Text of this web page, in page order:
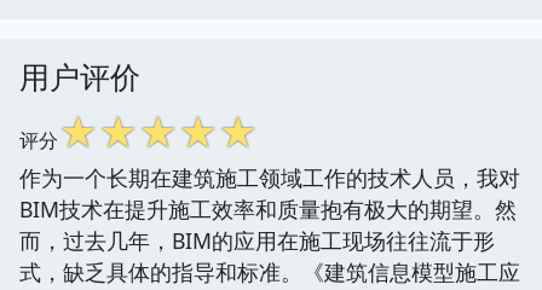
用户评价
评分☆☆☆☆☆
作为一个长期在建筑施工领域工作的技术人员，我对
BIM技术在提升施工效率和质量抱有极大的期望。然
而，过去几年，BIM的应用在施工现场往往流于形
式，缺乏具体的指导和标准。《建筑信息模型施工应